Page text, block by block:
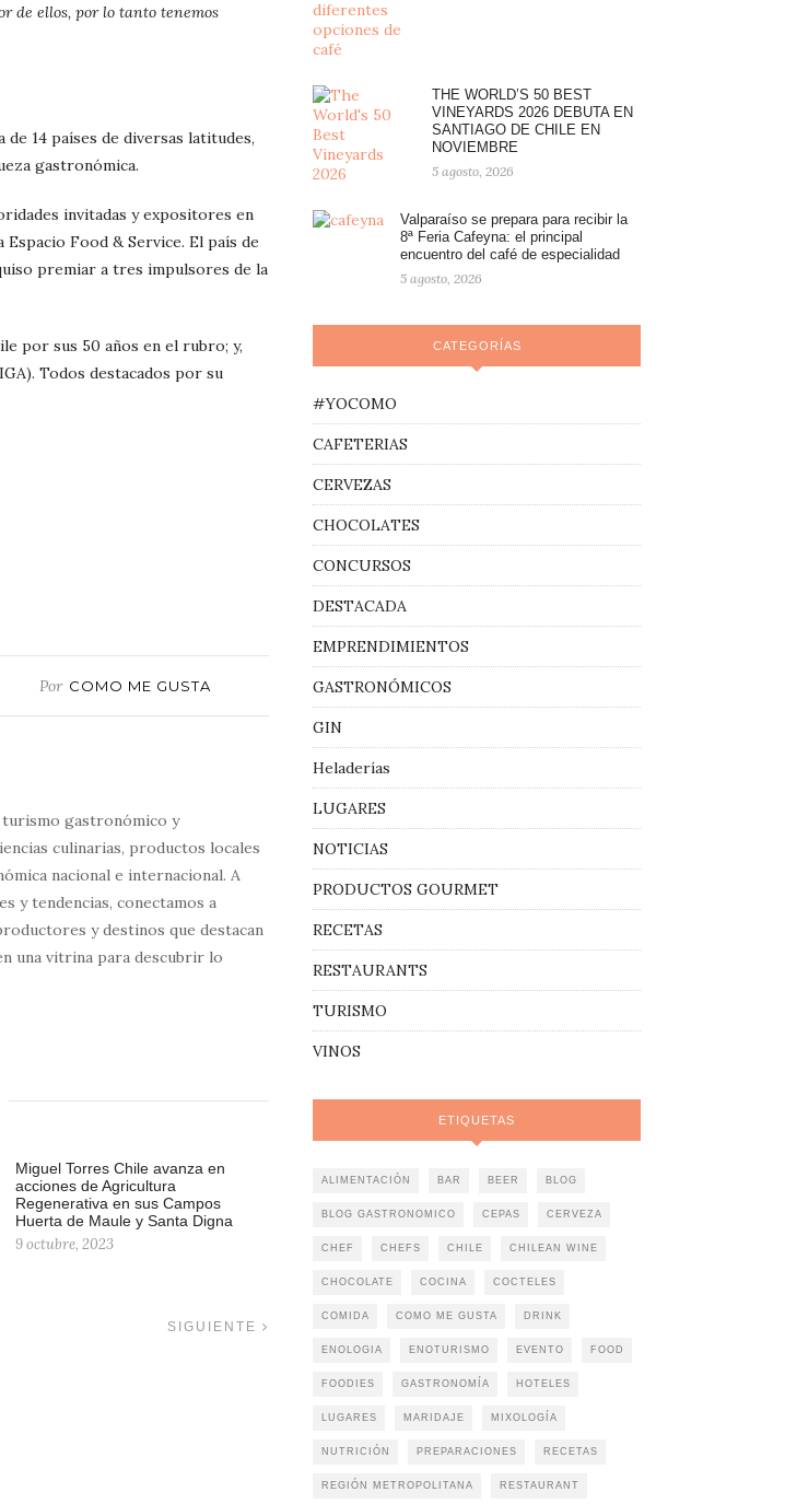
de ellos, por lo tanto tenemos
14 países de diversas latitudes,
gastronómica.
invitadas y expositores en
Food & Service. El país de
premiar a tres impulsores de la
por sus 50 años en el rubro; y,
Todos destacados por su
Por COMO ME GUSTA
turismo gastronómico y
culinarias, productos locales
nacional e internacional. A
y tendencias, conectamos a
y destinos que destacan
una vitrina para descubrir lo
Miguel Torres Chile avanza en
acciones de Agricultura
Regenerativa en sus Campos
Huerta de Maule y Santa Digna
9 octubre, 2023
SIGUIENTE
THE WORLD’S 50 BEST
VINEYARDS 2026 DEBUTA EN
SANTIAGO DE CHILE EN
NOVIEMBRE
5 agosto, 2026
Valparaíso se prepara para recibir la
8ª Feria Cafeyna: el principal
encuentro del café de especialidad
5 agosto, 2026
CATEGORÍAS
#YOCOMO
CAFETERIAS
CERVEZAS
CHOCOLATES
CONCURSOS
DESTACADA
EMPRENDIMIENTOS
GASTRONÓMICOS
GIN
Heladerías
LUGARES
NOTICIAS
PRODUCTOS GOURMET
RECETAS
RESTAURANTS
TURISMO
VINOS
ETIQUETAS
ALIMENTACIÓN BAR BEER BLOG
BLOG GASTRONOMICO CEPAS CERVEZA
CHEF CHEFS CHILE CHILEAN WINE
CHOCOLATE COCINA COCTELES
COMIDA COMO ME GUSTA DRINK
ENOLOGIA ENOTURISMO EVENTO FOOD
FOODIES GASTRONOMÍA HOTELES
LUGARES MARIDAJE MIXOLOGÍA
NUTRICIÓN PREPARACIONES RECETAS
REGIÓN METROPOLITANA RESTAURANT